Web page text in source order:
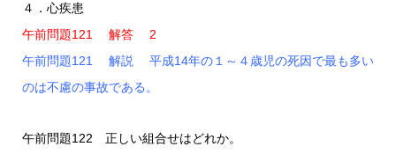
４．心疾患
午前問題121 解答 2
午前問題121 解説 平成14年の１～４歳児の死因で最も多い
のは不慮の事故である。
午前問題122 正しい組合せはどれか。